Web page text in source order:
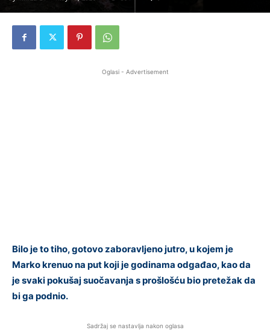
Oglasi - Advertisement
Bilo je to tiho, gotovo zaboravljeno jutro, u kojem je
Marko krenuo na put koji je godinama odgađao, kao da
je svaki pokušaj suočavanja s prošlošću bio pretežak da
bi ga podnio.
Sadržaj se nastavlja nakon oglasa